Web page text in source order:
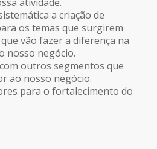
a criação de
os temas que surgirem
vão fazer a diferença na
nosso negócio.
outros segmentos que
ao nosso negócio.
para o fortalecimento do